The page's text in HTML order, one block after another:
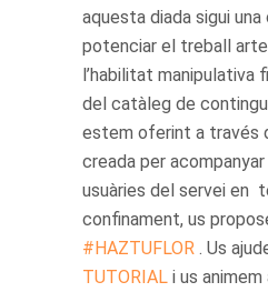
aquesta diada sigui
potenciar el treball
l’habilitat manipulativa
del catàleg de
estem oferint a través
creada per
usuàries del servei en
confinament, us
#HAZTUFLOR . Us
TUTORIAL i us animem